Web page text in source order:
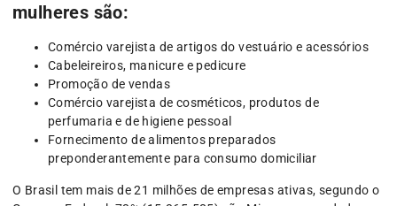
mulheres são:
Comércio varejista de artigos do vestuário e acessórios
Cabeleireiros, manicure e pedicure
Promoção de vendas
Comércio varejista de cosméticos, produtos de
perfumaria e de higiene pessoal
Fornecimento de alimentos preparados
preponderantemente para consumo domiciliar
O Brasil tem mais de 21 milhões de empresas ativas, segundo o